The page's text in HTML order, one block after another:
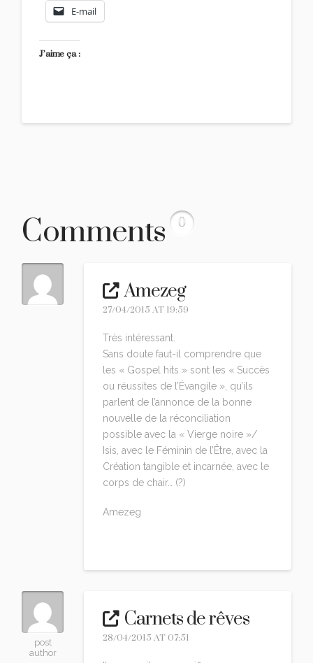
E-mail
J’aime ça :
Comments 0
Amezeg
27/04/2015 AT 19:59
Très intéressant.
Sans doute faut-il comprendre que
les « Gospel hits » sont les « Succès
ou réussites de l’Évangile », qu’ils
parlent de l’annonce de la bonne
nouvelle de la réconciliation
possible avec la « Vierge noire »/
Isis, avec le Féminin de l’Être, avec la
Création tangible et incarnée, avec le
corps de chair… (?)
Amezeg
post
author
Carnets de rêves
28/04/2015 AT 07:51